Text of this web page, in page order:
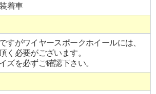
着車
すがワイヤースポークホイールには、
く必要がございます。
ズを必ずご確認下さい。